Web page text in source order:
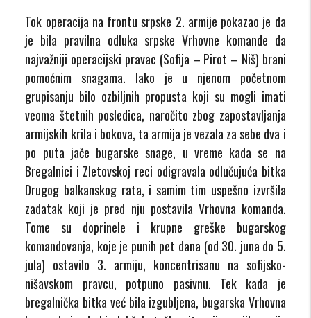
Tok operacija na frontu srpske 2. armije pokazao je da
je bila pravilna odluka srpske Vrhovne komande da
najvažniji operacijski pravac (Sofija – Pirot – Niš) brani
pomoćnim snagama. Iako je u njenom početnom
grupisanju bilo ozbiljnih propusta koji su mogli imati
veoma štetnih posledica, naročito zbog zapostavljanja
armijskih krila i bokova, ta armija je vezala za sebe dva i
po puta jače bugarske snage, u vreme kada se na
Bregalnici i Zletovskoj reci odigravala odlučujuća bitka
Drugog balkanskog rata, i samim tim uspešno izvršila
zadatak koji je pred nju postavila Vrhovna komanda.
Tome su doprinele i krupne greške bugarskog
komandovanja, koje je punih pet dana (od 30. juna do 5.
jula) ostavilo 3. armiju, koncentrisanu na sofijsko-
nišavskom pravcu, potpuno pasivnu. Tek kada je
bregalnička bitka već bila izgubljena, bugarska Vrhovna